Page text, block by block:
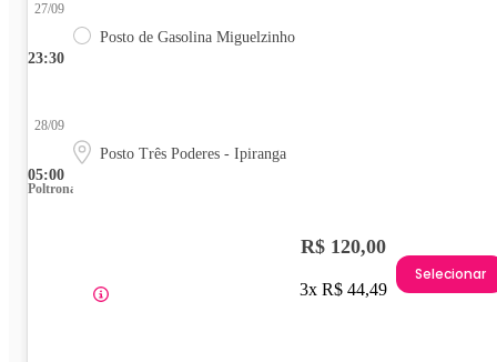
23:30
27/09
Posto de Gasolina Miguelzinho
05:00
28/09
Posto Três Poderes - Ipiranga
Poltrona
R$ 120,00
3x R$ 44,49
Selecionar